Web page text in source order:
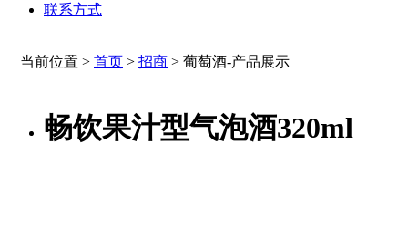
联系方式
当前位置 > 首页 > 招商 > 葡萄酒-产品展示
畅饮果汁型气泡酒320ml